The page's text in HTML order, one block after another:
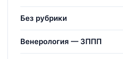
Без рубрики
Венерология — ЗППП